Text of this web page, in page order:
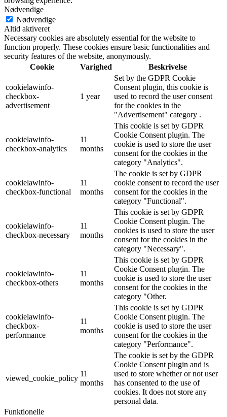
Nødvendige
Nødvendige
Altid aktiveret
Necessary cookies are absolutely essential for the website to
function properly. These cookies ensure basic functionalities and
security features of the website, anonymously.
Cookie
Varighed Beskrivelse
cookielawinfo-
checkbox-
advertisement
1 year
Set by the GDPR Cookie
Consent plugin, this cookie is
used to record the user consent
for the cookies in the
"Advertisement" category .
cookielawinfo-
checkbox-analytics
11
months
This cookie is set by GDPR
Cookie Consent plugin. The
cookie is used to store the user
consent for the cookies in the
category "Analytics".
cookielawinfo-
checkbox-functional
11
months
The cookie is set by GDPR
cookie consent to record the user
consent for the cookies in the
category "Functional".
cookielawinfo-
checkbox-necessary
11
months
This cookie is set by GDPR
Cookie Consent plugin. The
cookies is used to store the user
consent for the cookies in the
category "Necessary".
cookielawinfo-
checkbox-others
11
months
This cookie is set by GDPR
Cookie Consent plugin. The
cookie is used to store the user
consent for the cookies in the
category "Other.
cookielawinfo-
checkbox-
performance
11
months
This cookie is set by GDPR
Cookie Consent plugin. The
cookie is used to store the user
consent for the cookies in the
category "Performance".
viewed_cookie_policy
11
months
The cookie is set by the GDPR
Cookie Consent plugin and is
used to store whether or not user
has consented to the use of
cookies. It does not store any
personal data.
Funktionelle